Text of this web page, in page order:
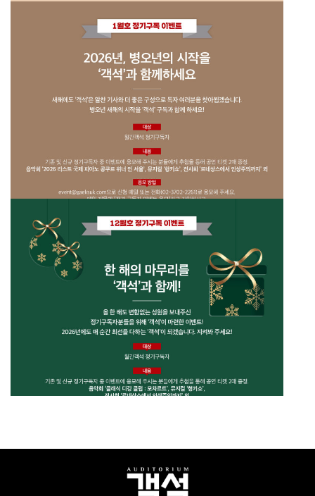
2026년 3월호 정기구독 이벤트
26년 2월호 정기구독 이벤트
26년 1월호 정기구독 이벤트